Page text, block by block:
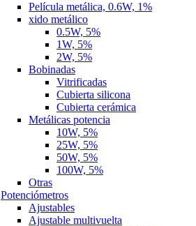
Película metálica, 0.6W, 1%
xido metálico
0.5W, 5%
1W, 5%
2W, 5%
Bobinadas
Vitrificadas
Cubierta silicona
Cubierta cerámica
Metálicas potencia
10W, 5%
25W, 5%
50W, 5%
100W, 5%
Otras
Potenciómetros
Ajustables
Ajustable multivuelta